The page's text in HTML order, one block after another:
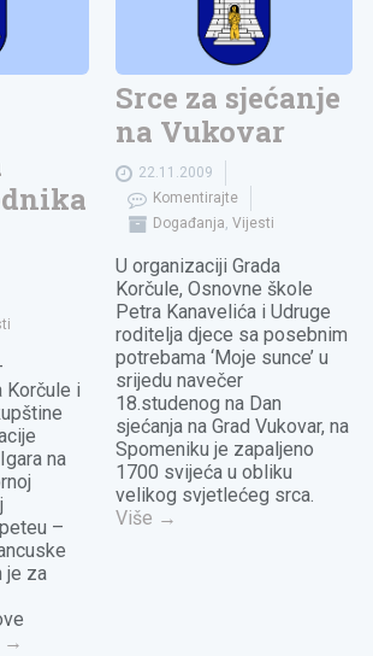
Korčule i
na
–
je za
→
Srce za sjećanje
na Vukovar
22.11.2009
Komentirajte
Događanja,Vijesti
U organizaciji Grada
Korčule, Osnovne škole
Petra Kanavelića i Udruge
roditelja djece sa posebnim
potrebama ‘Moje sunce’ u
srijedu navečer
18.studenog na Dan
sjećanja na Grad Vukovar, na
Spomeniku je zapaljeno
1700 svijeća u obliku
velikog svjetlećeg srca.
Više →